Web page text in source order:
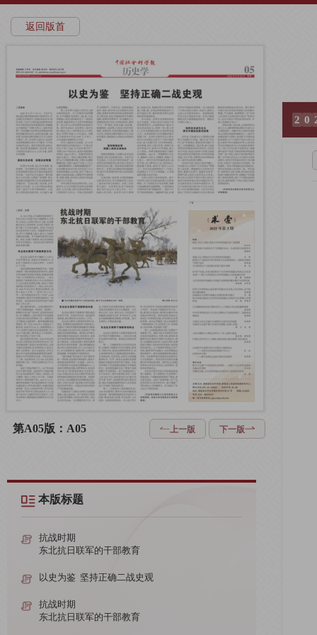
返回版首
第A05版：A05 上一版 下一版
本版标题
抗战时期
东北抗日联军的干部教育
以史为鉴 坚持正确二战史观
抗战时期
东北抗日联军的干部教育
2 0